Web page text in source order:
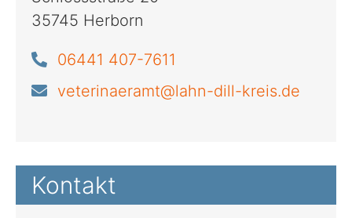
35745 Herborn
06441 407-7611
veterinaeramt@lahn-dill-kreis.de
Kontakt